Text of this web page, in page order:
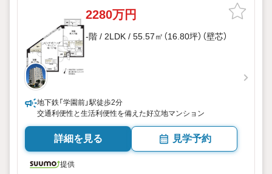
2280万円
-階 / 2LDK / 55.57㎡（16.80坪）（壁芯）
地下鉄「学園前」駅徒歩2分
交通利便性と生活利便性を備えた好立地マンション
詳細を見る 見学予約
提供